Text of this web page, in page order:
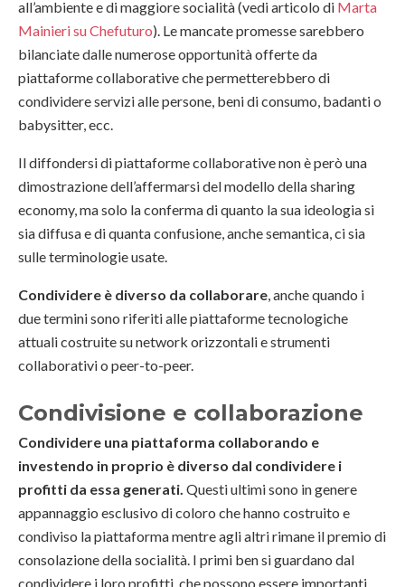
all’ambiente e di maggiore socialità (vedi articolo di Marta
Mainieri su Chefuturo). Le mancate promesse sarebbero
bilanciate dalle numerose opportunità offerte da
piattaforme collaborative che permetterebbero di
condividere servizi alle persone, beni di consumo, badanti o
babysitter, ecc.
Il diffondersi di piattaforme collaborative non è però una
dimostrazione dell’affermarsi del modello della sharing
economy, ma solo la conferma di quanto la sua ideologia si
sia diffusa e di quanta confusione, anche semantica, ci sia
sulle terminologie usate.
Condividere è diverso da collaborare, anche quando i
due termini sono riferiti alle piattaforme tecnologiche
attuali costruite su network orizzontali e strumenti
collaborativi o peer-to-peer.
Condivisione e collaborazione
Condividere una piattaforma collaborando e
investendo in proprio è diverso dal condividere i
profitti da essa generati. Questi ultimi sono in genere
appannaggio esclusivo di coloro che hanno costruito e
condiviso la piattaforma mentre agli altri rimane il premio di
consolazione della socialità. I primi ben si guardano dal
condividere i loro profitti, che possono essere importanti